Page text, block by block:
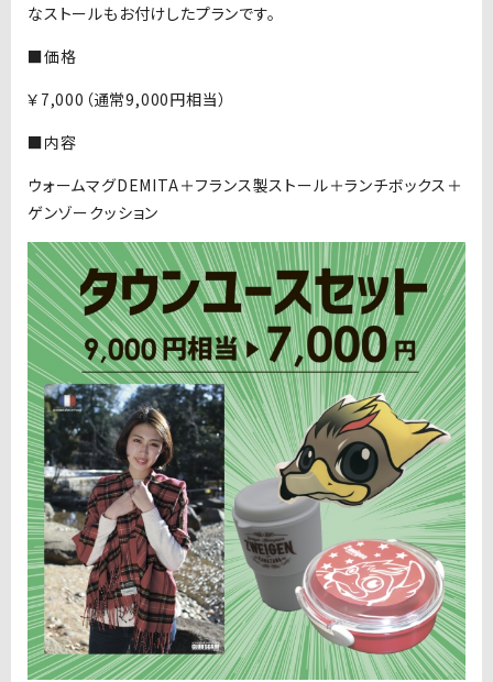
なストールもお付けしたプランです。
■価格
￥7,000（通常9,000円相当）
■内容
ウォームマグDEMITA＋フランス製ストール＋ランチボックス＋
ゲンゾークッション